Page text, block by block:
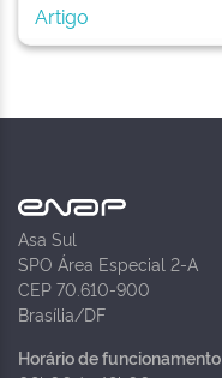
Artigo
Asa Sul
SPO Área Especial 2-A
CEP 70.610-900
Brasília/DF
Horário de funcionamento